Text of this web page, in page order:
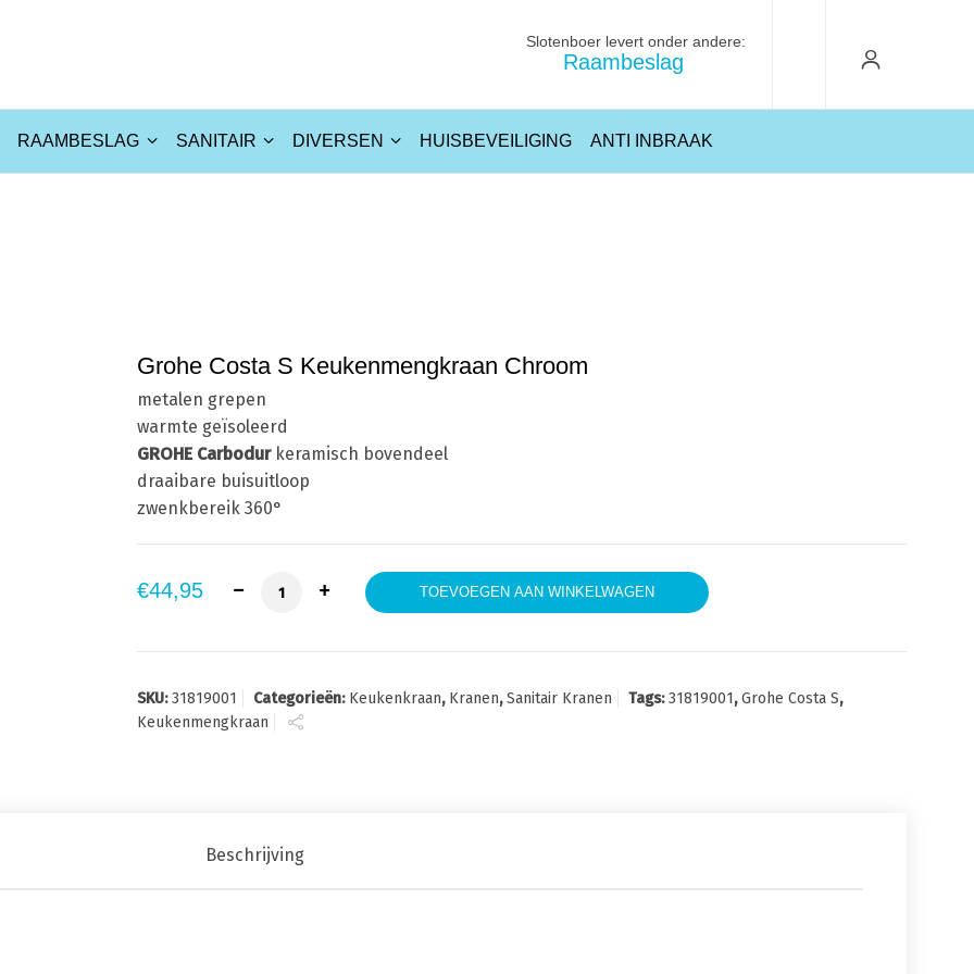
Slotenboer levert onder andere:
Raambeslag
RAAMBESLAG SANITAIR DIVERSEN HUISBEVEILIGING ANTI INBRAAK
Grohe Costa S Keukenmengkraan Chroom
metalen grepen
warmte geïsoleerd
GROHE Carbodurkeramisch bovendeel
draaibare buisuitloop
zwenkbereik 360°
€44,95 Grohe Costa S Keukenmengkraan Chroom aantal
TOEVOEGEN AAN WINKELWAGEN
SKU:31819001 Categorieën: Keukenkraan, Kranen,Sanitair Kranen Tags:31819001,Grohe Costa S,
Keukenmengkraan
Beschrijving